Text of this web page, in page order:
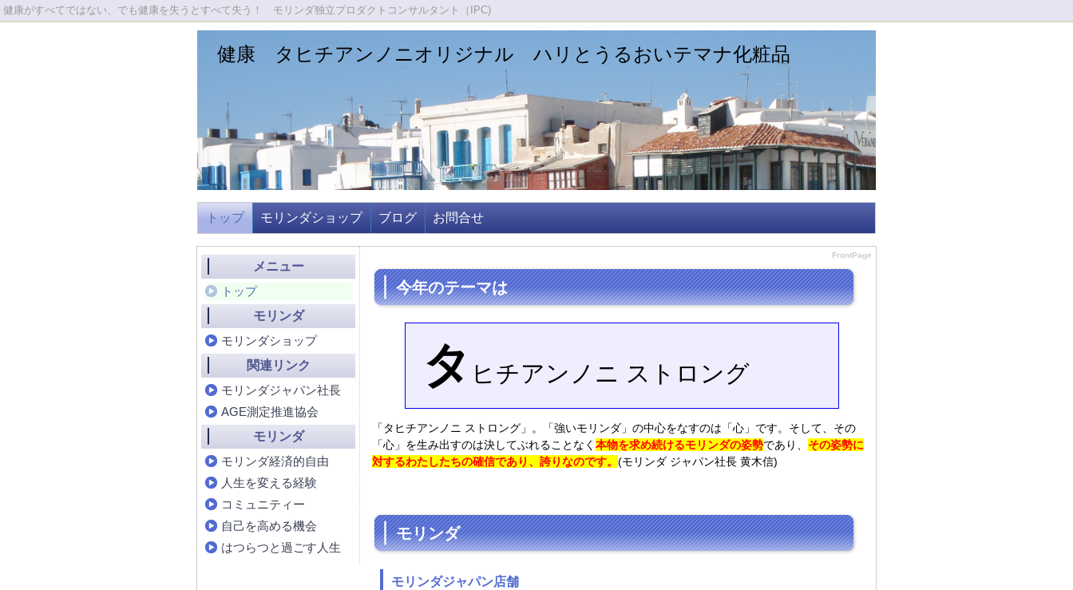
健康がすべてではない、でも健康を失うとすべて失う！ モリンダ独立プロダクトコンサルタント（IPC)
健康 タヒチアンノニオリジナル ハリとうるおいテマナ化粧品
トップ モリンダショップ ブログ お問合せ
FrontPage
今年のテーマは
タ ヒチアンノニ ストロング
「タヒチアンノニ ストロング」。「強いモリンダ」の中心をなすのは「心」です。そして、その
「心」を生み出すのは決してぶれることなく 本物を求め続けるモリンダの姿勢であり、 その姿勢に
対するわたしたちの確信であり、誇りなのです。 (モリンダ ジャパン社長 黄木信)
モリンダ
モリンダジャパン店舗
メニュー
トップ
モリンダ
モリンダショップ
関連リンク
モリンダジャパン社長
AGE測定推進協会
モリンダ
モリンダ経済的自由
人生を変える経験
コミュニティー
自己を高める機会
はつらつと過ごす人生